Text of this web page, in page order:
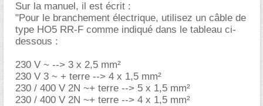
Sur la manuel, il est écrit :
"Pour le branchement électrique, utilisez un câble de
type HO5 RR-F comme indiqué dans le tableau ci-
dessous :
230 V ~ --> 3 x 2,5 mm²
230 V 3 ~ + terre --> 4 x 1,5 mm²
230 / 400 V 2N ~+ terre --> 5 x 1,5 mm²
230 / 400 V 2N ~+ terre --> 4 x 1,5 mm²